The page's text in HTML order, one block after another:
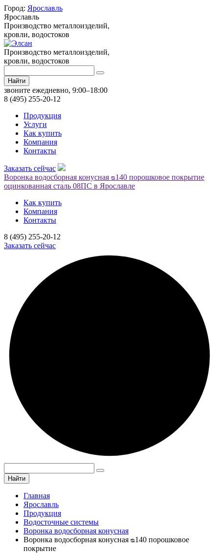
Город: Ярославль
Ярославль
Производство металлоизделий,
кровли, водостоков
Производство металлоизделий,
кровли, водостоков
Найти
звоните ежедневно, 9:00–18:00
8 (495) 255-20-12
Продукция
Услуги
Как купить
Компания
Контакты
Заказать сейчас
Воронка водосборная конусная ᴓ140 порошковое покрытие
оцинкованная сталь 08ПС в Ярославле
Как купить
Компания
Контакты
8 (495) 255-20-12
Заказать сейчас
Найти
Главная
Ярославль
Продукция
Водосточные системы
Воронка водосборная конусная
Воронка водосборная конусная ᴓ140 порошковое
покрытие